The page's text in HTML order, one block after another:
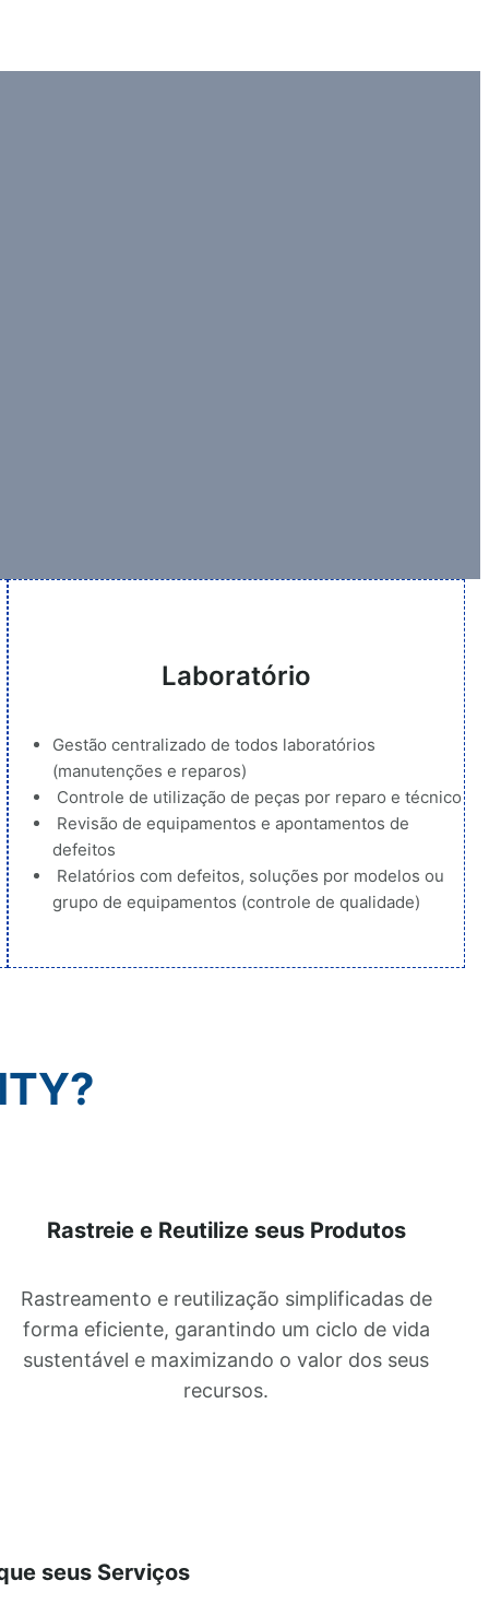
Laboratório
Gestão centralizado de todos laboratórios
(manutenções e reparos)
Controle de utilização de peças por reparo e técnico
Revisão de equipamentos e apontamentos de
defeitos
Relatórios com defeitos, soluções por modelos ou
grupo de equipamentos (controle de qualidade)
Rastreie e Reutilize seus Produtos
Rastreamento e reutilização simplificadas de
forma eficiente, garantindo um ciclo de vida
sustentável e maximizando o valor dos seus
recursos.
seus Serviços